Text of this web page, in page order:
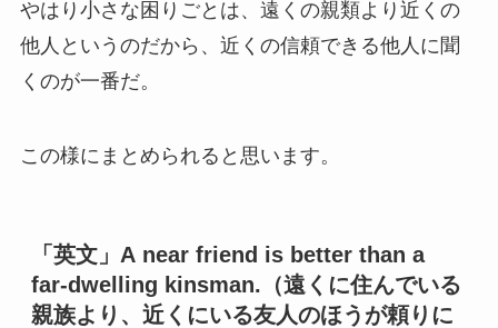
やはり小さな困りごとは、遠くの親類より近くの
他人というのだから、近くの信頼できる他人に聞
くのが一番だ。
この様にまとめられると思います。
「英文」A near friend is better than a
far-dwelling kinsman.（遠くに住んでいる
親族より、近くにいる友人のほうが頼りに